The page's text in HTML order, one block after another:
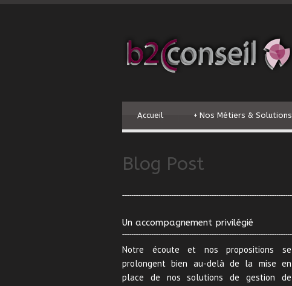
Accueil Nos Métiers & Solutions
+
Blog Post
Un accompagnement privilégié
Notre écoute et nos propositions se
prolongent bien au-delà de la mise en
place de nos solutions de gestion de